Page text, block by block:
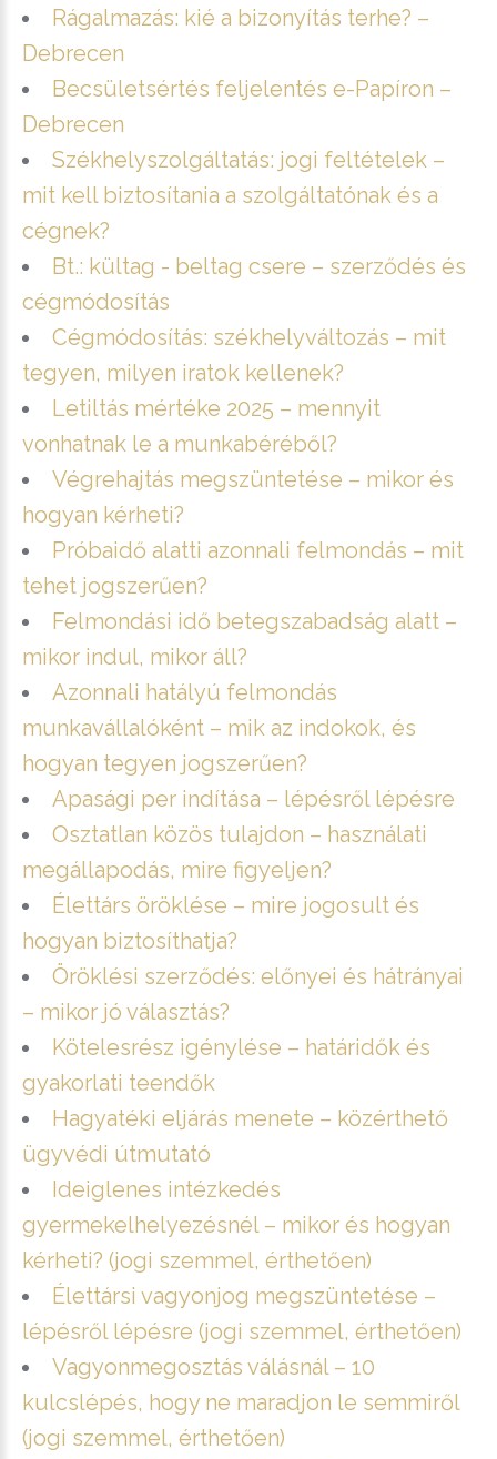
Rágalmazás: kié a bizonyítás terhe? –
Debrecen
Becsületsértés feljelentés e-Papíron –
Debrecen
Székhelyszolgáltatás: jogi feltételek –
mit kell biztosítania a szolgáltatónak és a
cégnek?
Bt.: kültag - beltag csere – szerződés és
cégmódosítás
Cégmódosítás: székhelyváltozás – mit
tegyen, milyen iratok kellenek?
Letiltás mértéke 2025 – mennyit
vonhatnak le a munkabéréből?
Végrehajtás megszüntetése – mikor és
hogyan kérheti?
Próbaidő alatti azonnali felmondás – mit
tehet jogszerűen?
Felmondási idő betegszabadság alatt –
mikor indul, mikor áll?
Azonnali hatályú felmondás
munkavállalóként – mik az indokok, és
hogyan tegyen jogszerűen?
Apasági per indítása – lépésről lépésre
Osztatlan közös tulajdon – használati
megállapodás, mire figyeljen?
Élettárs öröklése – mire jogosult és
hogyan biztosíthatja?
Öröklési szerződés: előnyei és hátrányai
– mikor jó választás?
Kötelesrész igénylése – határidők és
gyakorlati teendők
Hagyatéki eljárás menete – közérthető
ügyvédi útmutató
Ideiglenes intézkedés
gyermekelhelyezésnél – mikor és hogyan
kérheti? (jogi szemmel, érthetően)
Élettársi vagyonjog megszüntetése –
lépésről lépésre (jogi szemmel, érthetően)
Vagyonmegosztás válásnál – 10
kulcslépés, hogy ne maradjon le semmiről
(jogi szemmel, érthetően)